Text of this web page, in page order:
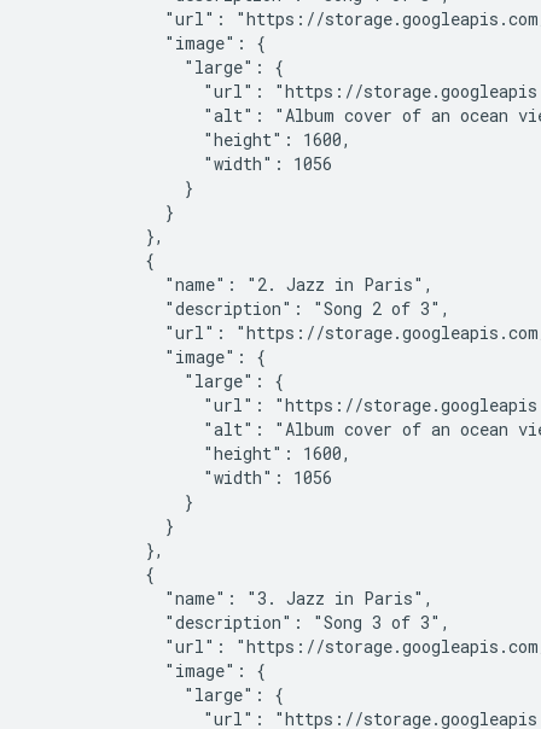
"url": "https://
              "image": {
                "large": {
"url": "https://
"alt": "Album cover of an ocean
                  "height": 1600,
                  "width": 1056
                }
              }
            },
            {
              "name": "2. Jazz in Paris",
              "description": "Song 2 of 3",
"url": "https://
              "image": {
                "large": {
"url": "https://
"alt": "Album cover of an ocean
                  "height": 1600,
                  "width": 1056
                }
              }
            },
            {
              "name": "3. Jazz in Paris",
              "description": "Song 3 of 3",
"url": "https://
              "image": {
                "large": {
"url": "https://